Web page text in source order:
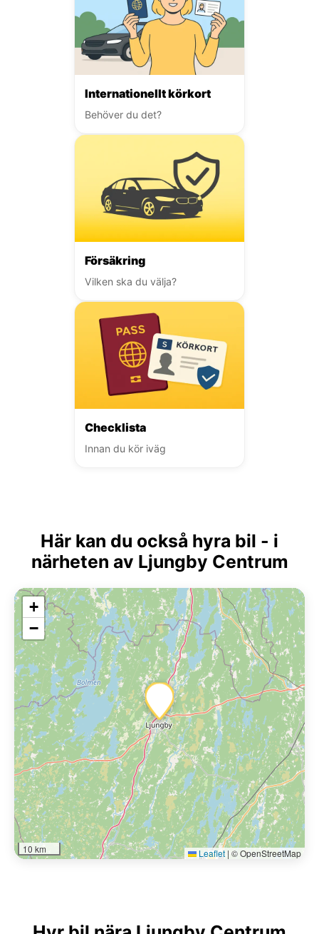
Internationellt körkort
Behöver du det?
Försäkring
Vilken ska du välja?
Checklista
Innan du kör iväg
Här kan du också hyra bil - i
närheten av Ljungby Centrum
+
−
10 km Leaflet | © OpenStreetMap